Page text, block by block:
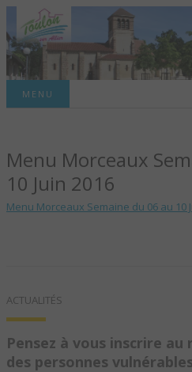
MENU
Menu Morceaux
10 Juin 2016
Menu Morceaux Semaine du 06 au 10
ACTUALITÉS
Pensez à vous inscrire
des personnes